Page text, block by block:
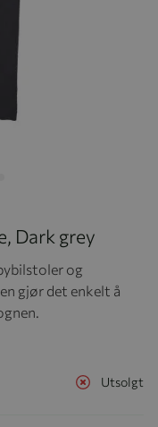
Dark grey
og
gjør det enkelt å
Utsolgt